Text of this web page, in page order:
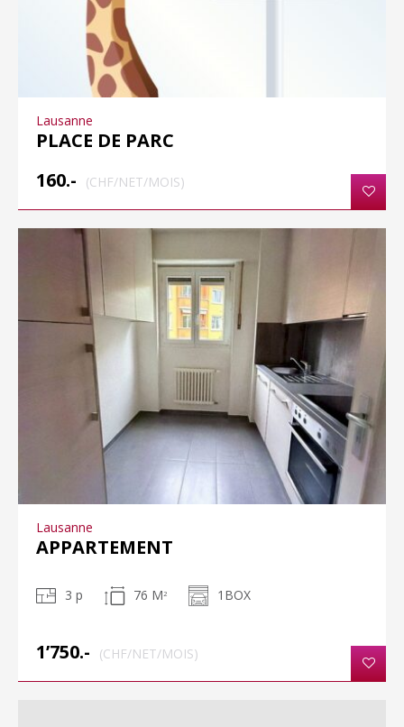
Lausanne
PLACE DE PARC
160.-
(CHF/NET/MOIS)
Lausanne
APPARTEMENT
3 p 76 M 2 1BOX
1’750.- (CHF/NET/MOIS)